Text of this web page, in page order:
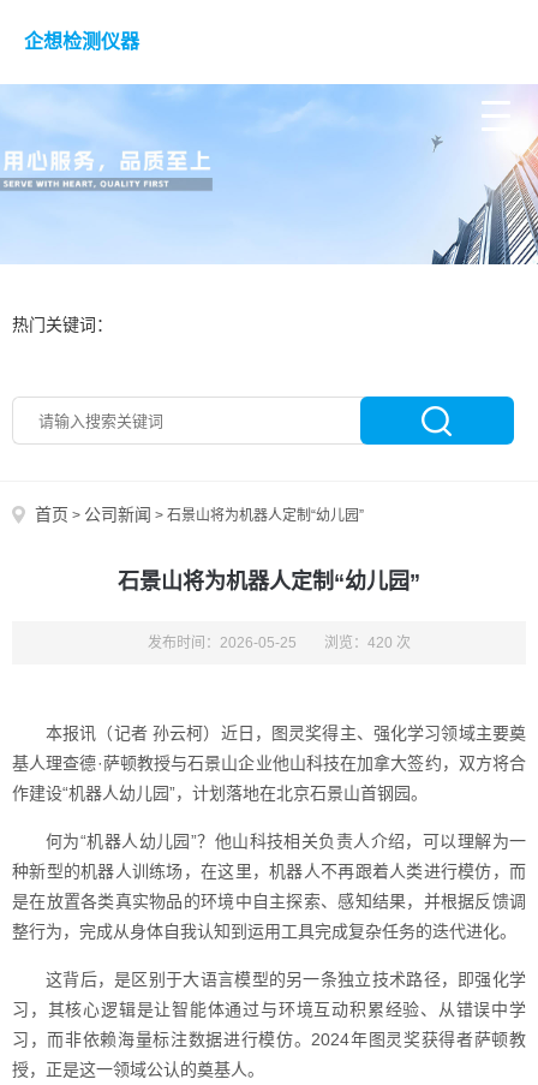
企想检测仪器
热门关键词：
首页 > 公司新闻 > 石景山将为机器人定制“幼儿园”
石景山将为机器人定制“幼儿园”
发布时间：2026-05-25 浏览：420 次
本报讯（记者 孙云柯）近日，图灵奖得主、强化学习领域主要奠
基人理查德·萨顿教授与石景山企业他山科技在加拿大签约，双方将合
作建设“机器人幼儿园”，计划落地在北京石景山首钢园。
何为“机器人幼儿园”？他山科技相关负责人介绍，可以理解为一
种新型的机器人训练场，在这里，机器人不再跟着人类进行模仿，而
是在放置各类真实物品的环境中自主探索、感知结果，并根据反馈调
整行为，完成从身体自我认知到运用工具完成复杂任务的迭代进化。
这背后，是区别于大语言模型的另一条独立技术路径，即强化学
习，其核心逻辑是让智能体通过与环境互动积累经验、从错误中学
习，而非依赖海量标注数据进行模仿。2024年图灵奖获得者萨顿教
授，正是这一领域公认的奠基人。